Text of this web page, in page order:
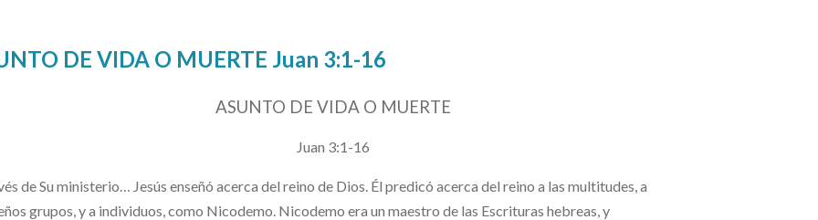
DE VIDA O MUERTE Juan 3:1-16
ASUNTO DE VIDA O MUERTE
Juan 3:1-16
de Su ministerio… Jesús enseñó acerca del reino de Dios. Él predicó acerca del reino a las multitudes, a
grupos, y a individuos, como Nicodemo. Nicodemo era un maestro de las Escrituras hebreas, y